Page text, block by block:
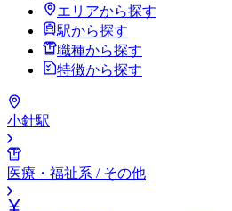
エリアから探す
駅から探す
職種から探す
特徴から探す
小針駅
医療・福祉系 / その他